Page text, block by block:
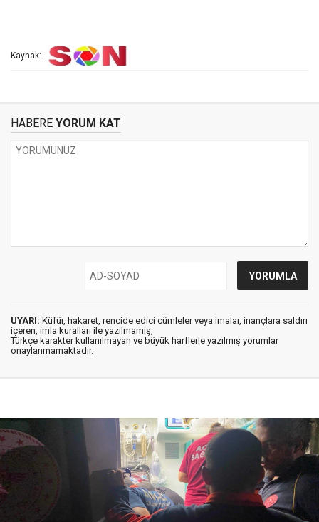
Kaynak:
HABERE YORUM KAT
UYARI: Küfür, hakaret, rencide edici cümleler veya imalar, inançlara saldırı
içeren, imla kuralları ile yazılmamış,
Türkçe karakter kullanılmayan ve büyük harflerle yazılmış yorumlar
onaylanmamaktadır.